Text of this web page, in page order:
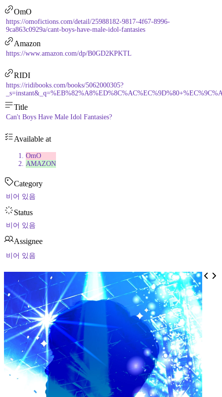
OmO
https://omofictions.com/detail/25988182-9817-4f67-8996-
9ca863c0929a/cant-boys-have-male-idol-fantasies
Amazon
https://www.amazon.com/dp/B0GD2KPKTL
RIDI
https://ridibooks.com/books/5062000305?
Title
Can't Boys Have Male Idol Fantasies?
Available at
OmO
AMAZON
Category
비어 있음
Status
비어 있음
Assignee
비어 있음